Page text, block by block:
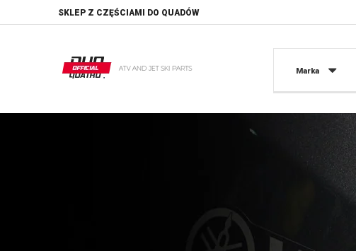
SKLEP Z CZĘŚCIAMI DO QUADÓW
Marka